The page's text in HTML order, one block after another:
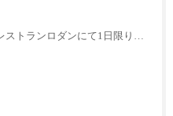
4月21日三宮レストランロダンにて1日限りの個展します！